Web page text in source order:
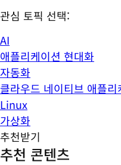
관심 토픽 선택:
AI
애플리케이션 현대화
자동화
클라우드 네이티브 애플리
Linux
가상화
추천받기
추천 콘텐츠